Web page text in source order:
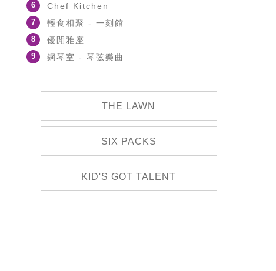
6 Chef Kitchen
7 輕食相聚 - 一刻館
8 優閒雅座
9 鋼琴室 - 琴弦樂曲
THE LAWN
SIX PACKS
KID'S GOT TALENT